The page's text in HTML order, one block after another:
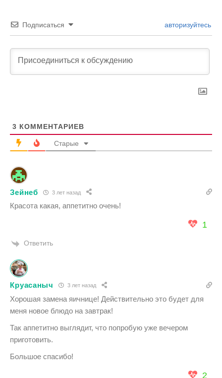
Подписаться авторизуйтесь
3 КОММЕНТАРИЕВ
Старые
Зейнеб 3 лет назад
Красота какая, аппетитно очень!
1
Ответить
Круасаныч 3 лет назад
Хорошая замена яичнице! Действительно это будет для
меня новое блюдо на завтрак!
Так аппетитно выглядит, что попробую уже вечером
приготовить.
Большое спасибо!
2